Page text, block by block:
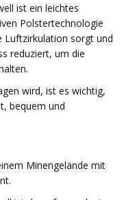
ist ein leichtes
Polstertechnologie
sorgt und
reduziert, um die
wird, ist es wichtig,
bequem und
Minengelände mit